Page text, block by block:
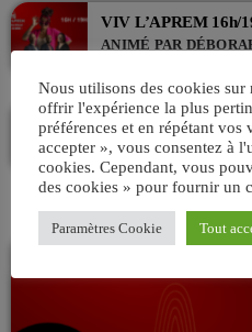
VIV L’APREM 16h/
ANIMÉ PAR
BRITISH
ANIMÉ PAR PHILIPPE
19:00 - 21:00
Nous utilisons des cookies
offrir l'expérience la plus
préférences et en répétant
accepter », vous consentez à
cookies. Cependant, vous
des cookies » pour fournir un
Paramètres Cookie Tout